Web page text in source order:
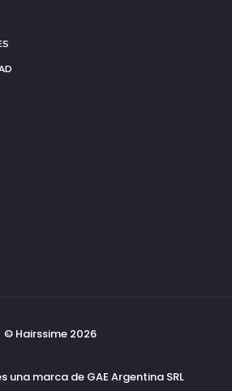
© Hairssime 2026
una marca de GAE Argentina SRL